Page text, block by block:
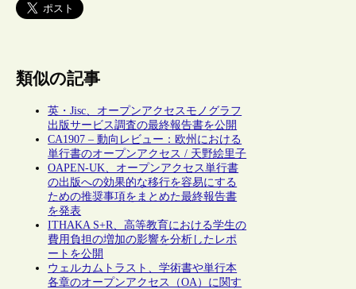
類似の記事
英・Jisc、オープンアクセスモノグラフ
出版サービス調査の最終報告書を公開
CA1907 – 動向レビュー：欧州における
単行書のオープンアクセス / 天野絵里子
OAPEN-UK、オープンアクセス単行書
の出版への効果的な移行を容易にする
ための推奨事項をまとめた最終報告書
を発表
ITHAKA S+R、高等教育における学生の
費用負担の増加の影響を分析したレポ
ートを公開
ウェルカムトラスト、学術書や単行本
各章のオープンアクセス（OA）に関す